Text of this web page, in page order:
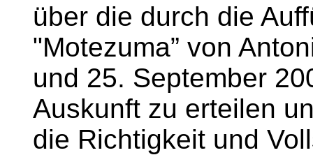
über die durch die
"Motezuma” von
und 25. September
Auskunft zu erteilen
die Richtigkeit und